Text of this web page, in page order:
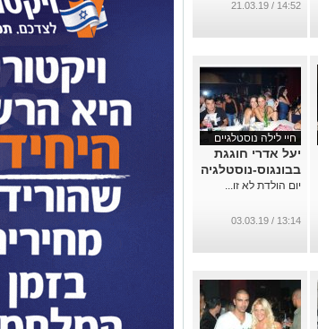
14:52 / 21.03.19
חיי לילה נוסטלגיים
יעל אדרי חוגגת
בבונגוס-נוסטלגיה
יום הולדת לא זו...
13:14 / 03.03.19